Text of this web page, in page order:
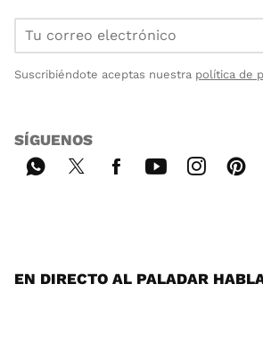
Suscribiéndote aceptas nuestra política de
SÍGUENOS
EN DIRECTO AL PALADAR